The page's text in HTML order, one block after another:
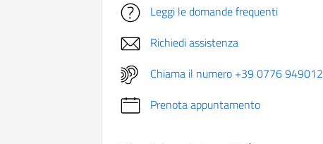
Leggi le domande frequenti
Richiedi assistenza
Chiama il numero +39 0776 949012
Prenota appuntamento